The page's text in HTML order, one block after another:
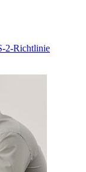
2-Richtlinie